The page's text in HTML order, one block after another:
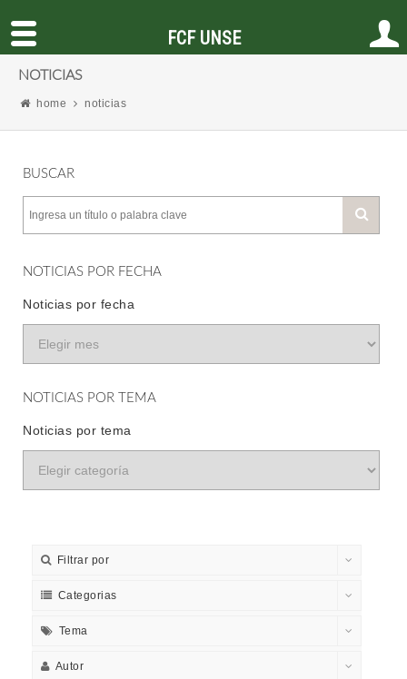
NOTICIAS
home noticias
BUSCAR
NOTICIAS POR FECHA
Noticias por fecha
NOTICIAS POR TEMA
Noticias por tema
Filtrar por
Categorias
Tema
Autor
FCF UNSE